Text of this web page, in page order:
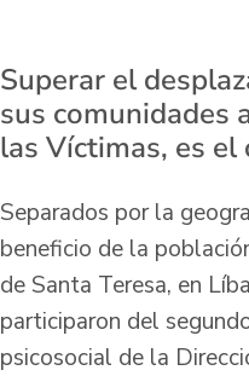
Superar el
sus comunidades
las Víctimas, es
Separados por la
beneficio de la
de Santa Teresa, en
participaron del
psicosocial de la